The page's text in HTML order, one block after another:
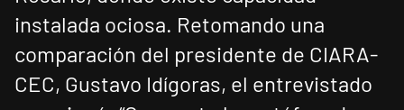
instalada ociosa. Retomando una
comparación del presidente de CIARA-
CEC, Gustavo Idígoras, el entrevistado